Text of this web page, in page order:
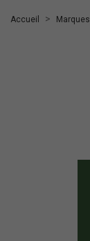
Accueil Marques